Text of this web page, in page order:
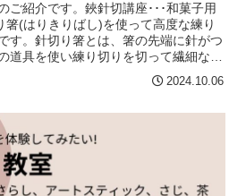
ご紹介です。鋏針切講座･･･和菓子用
箸(はりきりばし)を使って高度な練り
す。針切り箸とは、箸の先端に針がつ
道具を使い練り切りを切って繊細な作
2024.10.06